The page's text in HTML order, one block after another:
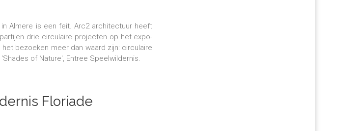
in Almere is een feit. Arc2 architectuur heeft
drie circulaire projecten op het expo-
bezoeken meer dan waard zijn: circulaire
of Nature', Entree Speelwildernis.
Floriade